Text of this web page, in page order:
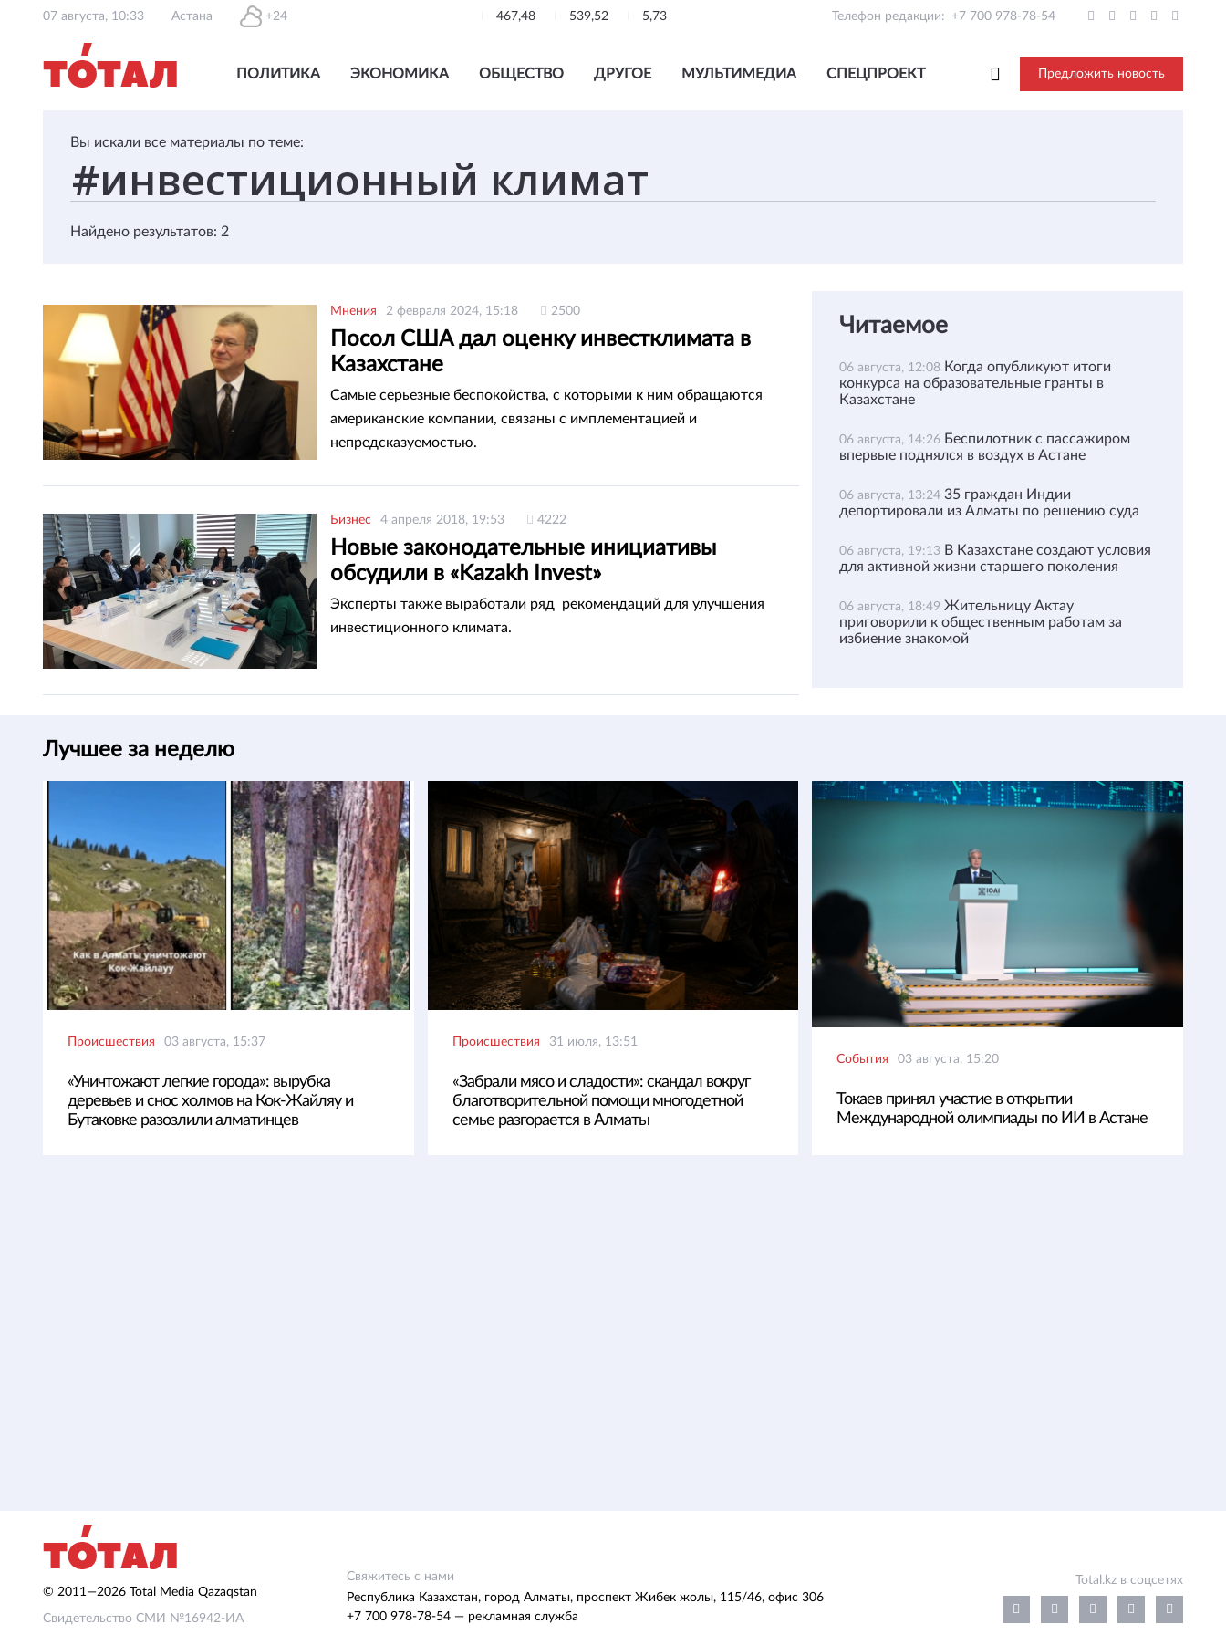
07 августа, 10:33 Астана +24 467,48 539,52 5,73 Телефон редакции: +7 700 978-78-54
ПОЛИТИКА ЭКОНОМИКА ОБЩЕСТВО ДРУГОЕ МУЛЬТИМЕДИА СПЕЦПРОЕКТ Предложить новость
Вы искали все материалы по теме:
Найдено результатов: 2
Мнения 2 февраля 2024, 15:18 2500
Посол США дал оценку инвестклимата в
Казахстане
Самые серьезные беспокойства, с которыми к ним обращаются
американские компании, связаны с имплементацией и
непредсказуемостью.
Бизнес 4 апреля 2018, 19:53 4222
Новые законодательные инициативы
обсудили в «Kazakh Invest»
Эксперты также выработали ряд рекомендаций для улучшения
инвестиционного климата.
Читаемое
06 августа, 12:08 Когда опубликуют итоги
конкурса на образовательные гранты в
Казахстане
06 августа, 14:26 Беспилотник с пассажиром
впервые поднялся в воздух в Астане
06 августа, 13:24 35 граждан Индии
депортировали из Алматы по решению суда
06 августа, 19:13 В Казахстане создают условия
для активной жизни старшего поколения
06 августа, 18:49 Жительницу Актау
приговорили к общественным работам за
избиение знакомой
Лучшее за неделю
Происшествия 03 августа, 15:37
«Уничтожают легкие города»: вырубка
деревьев и снос холмов на Кок-Жайляу и
Бутаковке разозлили алматинцев
Происшествия 31 июля, 13:51
«Забрали мясо и сладости»: скандал вокруг
благотворительной помощи многодетной
семье разгорается в Алматы
События 03 августа, 15:20
Токаев принял участие в открытии
Международной олимпиады по ИИ в Астане
© 2011—2026 Total Media Qazaqstan
Свидетельство СМИ №16942-ИА
Свяжитесь с нами
Республика Казахстан, город Алматы, проспект Жибек жолы, 115/46, офис 306
+7 700 978-78-54 — рекламная служба
Total.kz в соцсетях